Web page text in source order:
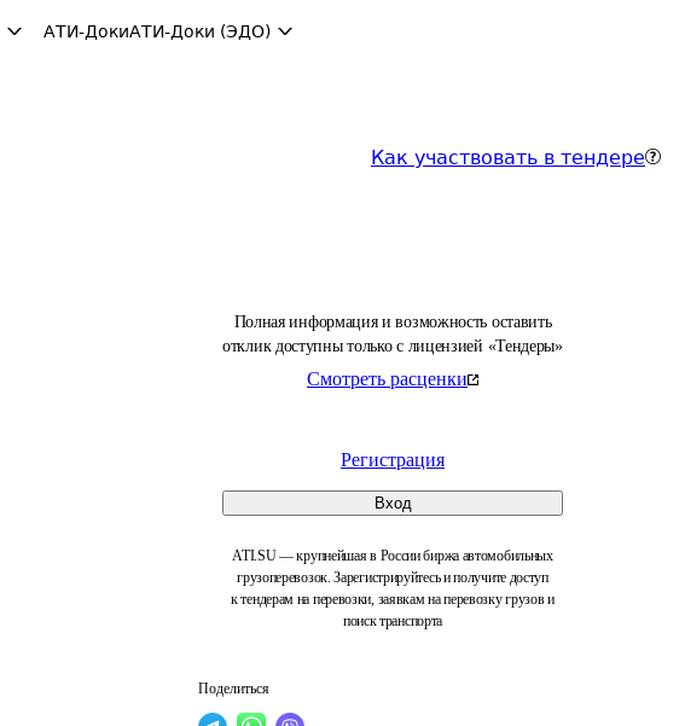
АТИ-ДокиАТИ-Доки (ЭДО)
Как участвовать в тендере
Полная информация и возможность оставить
отклик доступны только с лицензией «Тендеры»
Смотреть расценки
Регистрация
Вход
ATI.SU — крупнейшая в России биржа автомобильных
грузоперевозок. Зарегистрируйтесь и получите доступ
к тендерам на перевозки, заявкам на перевозку грузов и
поиск транспорта
Поделиться